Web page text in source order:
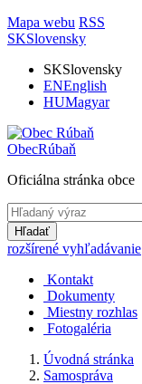
Mapa webu RSS
SKSlovensky
SKSlovensky
ENEnglish
HUMagyar
ObecRúbaň
Oficiálna stránka obce
Hľadať
rozšírené vyhľadávanie
Kontakt
Dokumenty
Miestny rozhlas
Fotogaléria
Úvodná stránka
Samospráva